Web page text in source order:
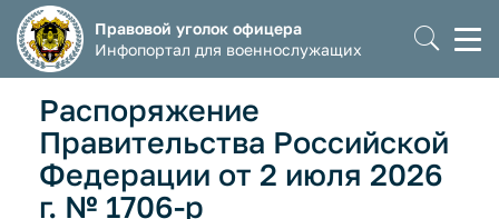
Правовой уголок офицера
Инфопортал для военнослужащих
Распоряжение
Правительства Российской
Федерации от 2 июля 2026
г. № 1706-р